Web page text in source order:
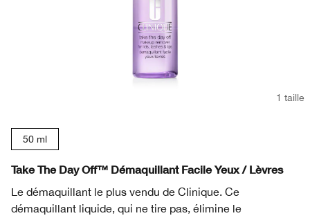
1 taille
50 ml
Take The Day Off™ Démaquillant Facile Yeux / Lèvres
Le démaquillant le plus vendu de Clinique. Ce
démaquillant liquide, qui ne tire pas, élimine le